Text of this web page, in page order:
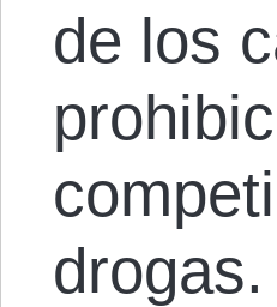
de los